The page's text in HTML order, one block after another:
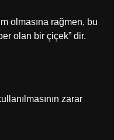
olmasına rağmen, bu
olan bir çiçek” dir.
zarar